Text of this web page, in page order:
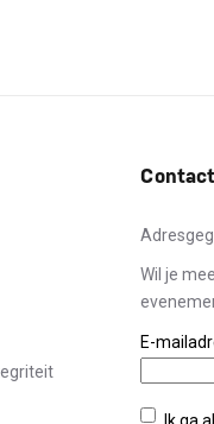
Contact
Wil je
E-